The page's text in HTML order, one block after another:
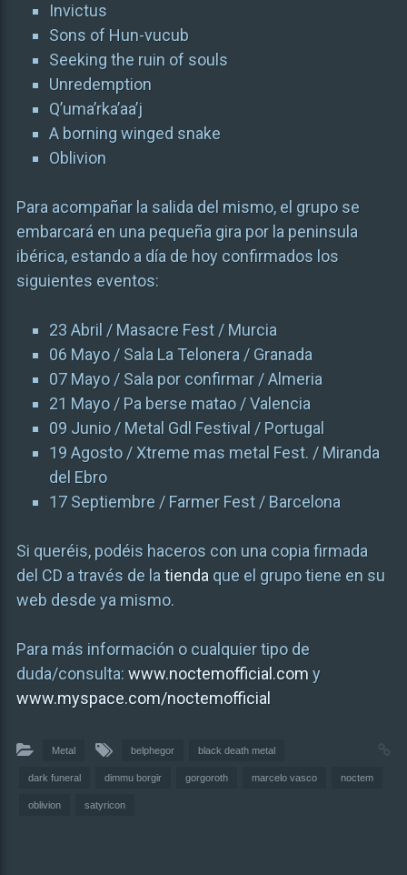
Invictus
Sons of Hun-vucub
Seeking the ruin of souls
Unredemption
Q’uma’rka’aa’j
A borning winged snake
Oblivion
Para acompañar la salida del mismo, el grupo se
embarcará en una pequeña gira por la peninsula
ibérica, estando a día de hoy confirmados los
siguientes eventos:
23 Abril / Masacre Fest / Murcia
06 Mayo / Sala La Telonera / Granada
07 Mayo / Sala por confirmar / Almeria
21 Mayo / Pa berse matao / Valencia
09 Junio / Metal Gdl Festival / Portugal
19 Agosto / Xtreme mas metal Fest. / Miranda
del Ebro
17 Septiembre / Farmer Fest / Barcelona
Si queréis, podéis haceros con una copia firmada
del CD a través de la tienda que el grupo tiene en su
web desde ya mismo.
Para más información o cualquier tipo de
duda/consulta: www.noctemofficial.com y
www.myspace.com/noctemofficial
Metal belphegor black death metal
dark funeral dimmu borgir gorgoroth marcelo vasco noctem
oblivion satyricon